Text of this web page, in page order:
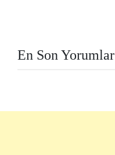
En Son Yorumlar